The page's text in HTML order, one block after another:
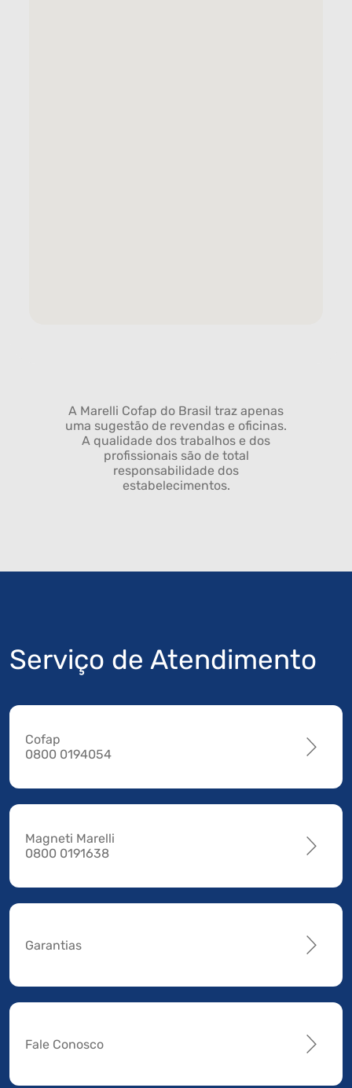
A Marelli Cofap do Brasil traz apenas
uma sugestão de revendas e oficinas.
A qualidade dos trabalhos e dos
profissionais são de total
responsabilidade dos
estabelecimentos.
Serviço de Atendimento
Cofap
0800 0194054
Magneti Marelli
0800 0191638
Garantias
Fale Conosco